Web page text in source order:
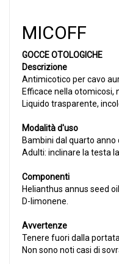
MICOFF
GOCCE OTOLOGICHE
Descrizione
Antimicotico per cavo
Efficace nella otomicosi,
Liquido trasparente,
Modalità d'uso
Bambini dal quarto
Adulti: inclinare la testa
Componenti
Helianthus annus seed
D-limonene.
Avvertenze
Tenere fuori dalla
Non sono noti casi di